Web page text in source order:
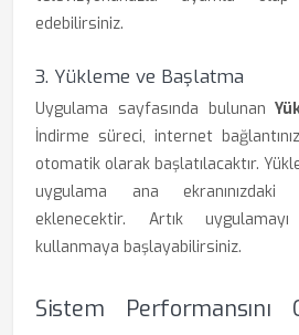
edebilirsiniz.
3. Yükleme ve Başlatma
Uygulama sayfasında bulunan
İndirme süreci, internet
otomatik olarak başlatılacaktır.
uygulama ana ekranınızdaki
eklenecektir. Artık
kullanmaya başlayabilirsiniz.
Sistem Performansını